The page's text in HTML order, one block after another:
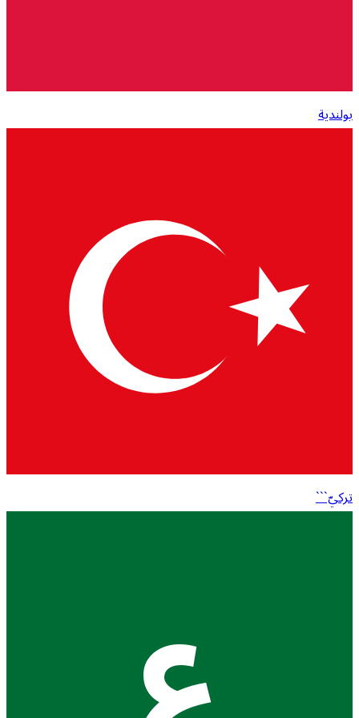
بولندية
تركيّ```